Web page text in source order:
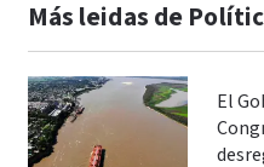
Más leidas de
El